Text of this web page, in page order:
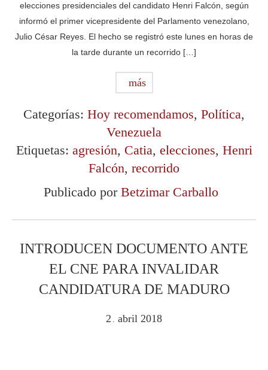
elecciones presidenciales del candidato Henri Falcón, según
informó el primer vicepresidente del Parlamento venezolano,
Julio César Reyes. El hecho se registró este lunes en horas de
la tarde durante un recorrido […]
más
Categorías: Hoy recomendamos, Política,
Venezuela
Etiquetas: agresión, Catia, elecciones, Henri
Falcón, recorrido
Publicado por Betzimar Carballo
INTRODUCEN DOCUMENTO ANTE
EL CNE PARA INVALIDAR
CANDIDATURA DE MADURO
2 . abril 2018